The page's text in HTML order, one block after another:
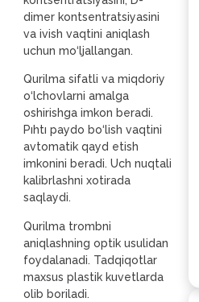
dimer kontsentratsiyasini
va ivish vaqtini aniqlash
uchun mo‘ljallangan.
Qurilma sifatli va miqdoriy
o‘lchovlarni amalga
oshirishga imkon beradi.
Pıhtı paydo bo‘lish vaqtini
avtomatik qayd etish
imkonini beradi. Uch nuqtali
kalibrlashni xotirada
saqlaydi.
Qurilma trombni
aniqlashning optik usulidan
foydalanadi. Tadqiqotlar
maxsus plastik kuvetlarda
olib boriladi.